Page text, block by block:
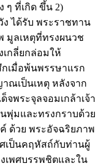
ๆ ที่เกิด ขึ้น 2)
ได้รับ พระราชทาน
มูลเหตุที่ทรงผนวช
เกลี่ยกล่อมให้
เมื่อพ้นพรรษาแรก
ณเป็นเหตุ หลังจาก
พระจุลจอมเกล้าเจ้า
พุ่มและทรงกราบด้วย
ด้วย พระอัจฉริยภาพ
เป็นคฤหัสถ์กับท่านผู้
เพศบรรพชิตและใน